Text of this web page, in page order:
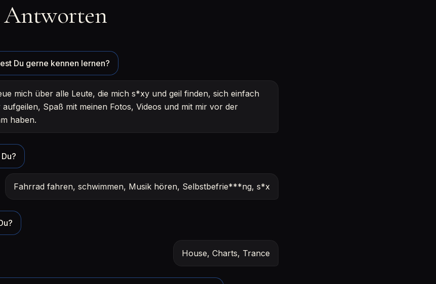
Antworten
Du gerne kennen lernen?
mich über alle Leute, die mich s*xy und geil finden, sich einfach
aufgeilen, Spaß mit meinen Fotos, Videos und mit mir vor der
haben.
Fahrrad fahren, schwimmen, Musik hören, Selbstbefrie***ng, s*x
House, Charts, Trance